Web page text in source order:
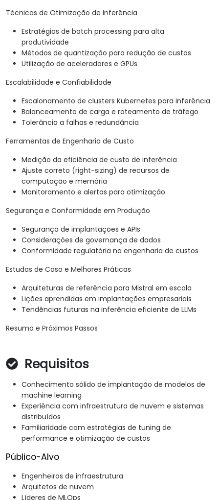
Técnicas de Otimização de Inferência
Estratégias de batch processing para alta
produtividade
Métodos de quantização para redução de custos
Utilização de aceleradores e GPUs
Escalabilidade e Confiabilidade
Escalonamento de clusters Kubernetes para inferência
Balanceamento de carga e roteamento de tráfego
Tolerância a falhas e redundância
Ferramentas de Engenharia de Custo
Medição da eficiência de custo de inferência
Ajuste correto (right-sizing) de recursos de
computação e memória
Monitoramento e alertas para otimização
Segurança e Conformidade em Produção
Segurança de implantações e APIs
Considerações de governança de dados
Conformidade regulatória na engenharia de custos
Estudos de Caso e Melhores Práticas
Arquiteturas de referência para Mistral em escala
Lições aprendidas em implantações empresariais
Tendências futuras na inferência eficiente de LLMs
Resumo e Próximos Passos
Requisitos
Conhecimento sólido de implantação de modelos de
machine learning
Experiência com infraestrutura de nuvem e sistemas
distribuídos
Familiaridade com estratégias de tuning de
performance e otimização de custos
Público-Alvo
Engenheiros de infraestrutura
Arquitetos de nuvem
Líderes de MLOps